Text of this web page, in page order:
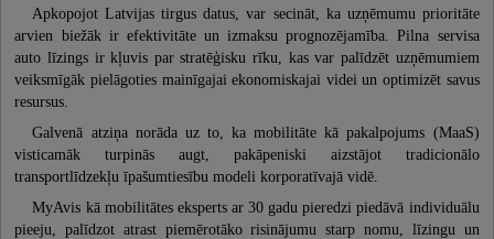
Apkopojot Latvijas tirgus datus, var secināt, ka uzņēmumu prioritāte
arvien biežāk ir efektivitāte un izmaksu prognozējamība. Pilna servisa
auto līzings ir kļuvis par stratēģisku rīku, kas var palīdzēt uzņēmumiem
veiksmīgāk pielāgoties mainīgajai ekonomiskajai videi un optimizēt savus
resursus.
Galvenā atziņa norāda uz to, ka mobilitāte kā pakalpojums (MaaS)
visticamāk turpinās augt, pakāpeniski aizstājot tradicionālo
transportlīdzekļu īpašumtiesību modeli korporatīvajā vidē.
MyAvis kā mobilitātes eksperts ar 30 gadu pieredzi piedāvā individuālu
pieeju, palīdzot atrast piemērotāko risinājumu starp nomu, līzingu un